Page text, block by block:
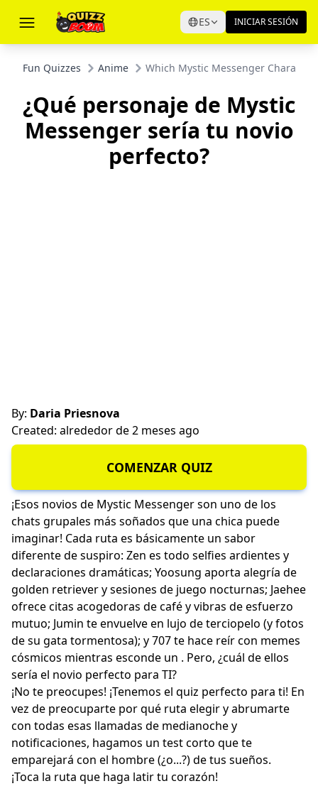
ES INICIAR SESIÓN
Fun Quizzes Anime Which Mystic Messenger
¿Qué personaje de Mystic
Messenger sería tu novio
perfecto?
By: Daria Priesnova
Created: alrededor de 2 meses ago
COMENZAR QUIZ
¡Esos novios de Mystic Messenger son uno de los
chats grupales más soñados que una chica puede
imaginar! Cada ruta es básicamente un sabor
diferente de suspiro: Zen es todo selfies ardientes y
declaraciones dramáticas; Yoosung aporta alegría de
golden retriever y sesiones de juego nocturnas; Jaehee
ofrece citas acogedoras de café y vibras de esfuerzo
mutuo; Jumin te envuelve en lujo de terciopelo (y fotos
de su gata tormentosa); y 707 te hace reír con memes
cósmicos mientras esconde un . Pero, ¿cuál de ellos
sería el novio perfecto para TI?
¡No te preocupes! ¡Tenemos el quiz perfecto para ti! En
vez de preocuparte por qué ruta elegir y abrumarte
con todas esas llamadas de medianoche y
notificaciones, hagamos un test corto que te
emparejará con el hombre (¿o...?) de tus sueños.
¡Toca la ruta que haga latir tu corazón!